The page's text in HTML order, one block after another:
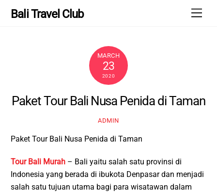
Bali Travel Club
MARCH
23
2020
Paket Tour Bali Nusa Penida di Taman
ADMIN
Paket Tour Bali Nusa Penida di Taman
Tour Bali Murah – Bali yaitu salah satu provinsi di
Indonesia yang berada di ibukota Denpasar dan menjadi
salah satu tujuan utama bagi para wisatawan dalam